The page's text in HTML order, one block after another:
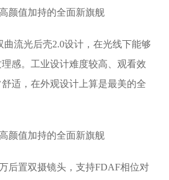
曲流光后壳2.0设计，在光线下能够
感。工业设计难度较高、观看效
适，在外观设计上算是最美的全
后置双摄镜头，支持FDAF相位对